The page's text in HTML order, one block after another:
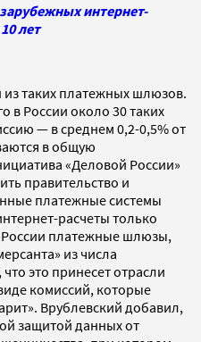
интернет-
лет
из таких платежных шлюзов.
в России около 30 таких
— в среднем 0,2-0,5% от
в общую
«Деловой России»
правительство и
платежные системы
расчеты только
России платежные шлюзы,
из числа
это принесет отрасли
комиссий, которые
Врублевский добавил,
защитой данных от